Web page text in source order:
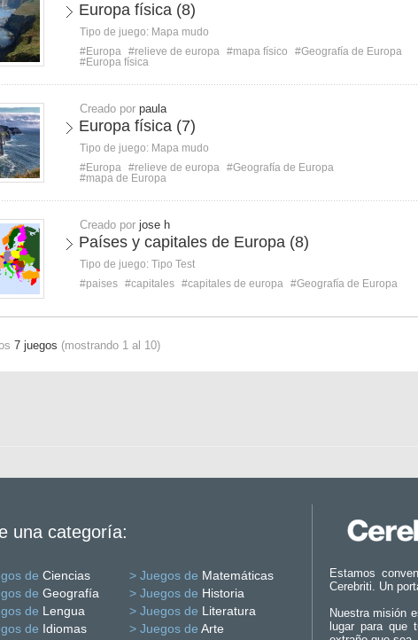
Europa física (8)
Tipo de juego: Mapa mudo
#Europa #relieve de europa #mapa físico
#Geografía de Europa
#Europa física
Creado por paula
Europa física (7)
Tipo de juego: Mapa mudo
#Europa #relieve de europa #Geografía de Europa
#mapa de Europa
Creado por jose h
Países y capitales de Europa (8)
Tipo de juego: Tipo Test
#paises #capitales #capitales de europa #Geografía de Europa
7 juegos (mostrando 1 al 10)
una categoría:
de Ciencias > Juegos de Matemáticas
de Geografía > Juegos de Historia
de Lengua > Juegos de Literatura
de Idiomas > Juegos de Arte
Estamos
Cerebriti. Un
Nuestra misión
lugar para que